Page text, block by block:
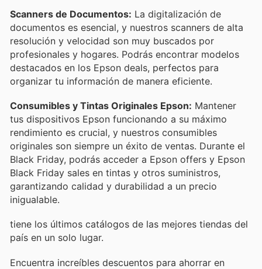
Scanners de Documentos: La digitalización de
documentos es esencial, y nuestros scanners de alta
resolución y velocidad son muy buscados por
profesionales y hogares. Podrás encontrar modelos
destacados en los Epson deals, perfectos para
organizar tu información de manera eficiente.
Consumibles y Tintas Originales Epson: Mantener
tus dispositivos Epson funcionando a su máximo
rendimiento es crucial, y nuestros consumibles
originales son siempre un éxito de ventas. Durante el
Black Friday, podrás acceder a Epson offers y Epson
Black Friday sales en tintas y otros suministros,
garantizando calidad y durabilidad a un precio
inigualable.
tiene los últimos catálogos de las mejores tiendas del
país en un solo lugar.
Encuentra increíbles descuentos para ahorrar en